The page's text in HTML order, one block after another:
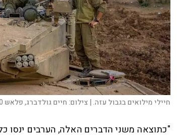
חיילי מילואים בגבול עזה. | צילום:חיים גולדברג, פלאש 90
"כתוצאה משני הדברים האלה, הערבים ינסו